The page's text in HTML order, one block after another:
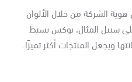
من خلال الألوان
المثال، بوكس بسيط
المنتجات أكثر تميزًا.